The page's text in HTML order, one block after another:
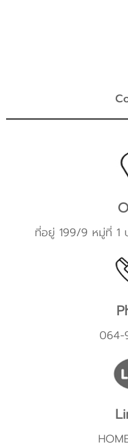
ที่อยู่ 199/9 หมู่ที่ 1
064-